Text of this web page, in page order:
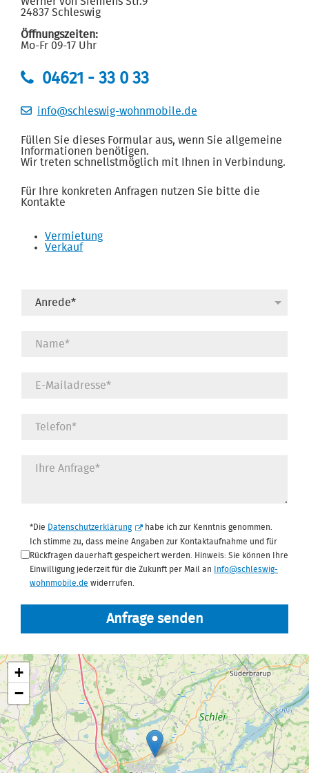
24837 Schleswig
Öffnungszeiten:
Mo-Fr 09-17 Uhr
04621 - 33 0 33
info@schleswig-wohnmobile.de
Füllen Sie dieses Formular aus, wenn Sie allgemeine
Informationen benötigen.
Wir treten schnellstmöglich mit Ihnen in Verbindung.
Für Ihre konkreten Anfragen nutzen Sie bitte die
Kontakte
Vermietung
Verkauf
Datenschutz*
*Die Datenschutzerklärung
habe ich zur Kenntnis genommen.
Ich stimme zu, dass meine Angaben zur Kontaktaufnahme und für
Rückfragen dauerhaft gespeichert werden. Hinweis: Sie können Ihre
Einwilligung jederzeit für die Zukunft per Mail an
Info@schleswig-
wohnmobile.de widerrufen.
Anfrage senden
+
−